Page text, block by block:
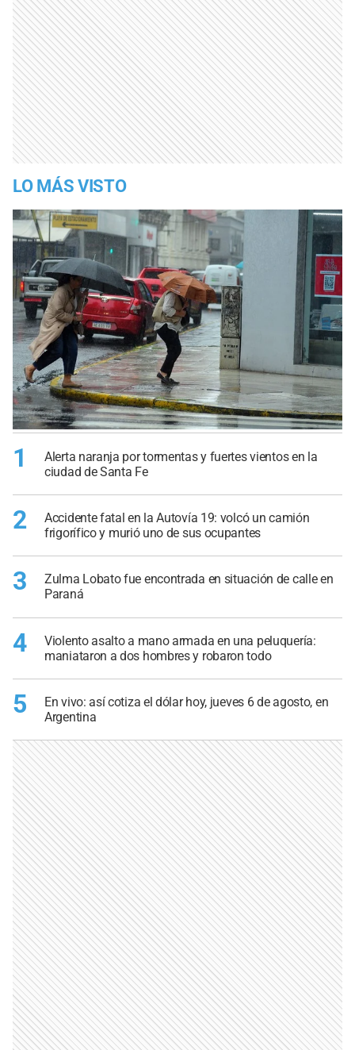
LO MÁS VISTO
1
Alerta naranja por tormentas y fuertes vientos en la
ciudad de Santa Fe
2
Accidente fatal en la Autovía 19: volcó un camión
frigorífico y murió uno de sus ocupantes
3
Zulma Lobato fue encontrada en situación de calle en
Paraná
4
Violento asalto a mano armada en una peluquería:
maniataron a dos hombres y robaron todo
5
En vivo: así cotiza el dólar hoy, jueves 6 de agosto, en
Argentina